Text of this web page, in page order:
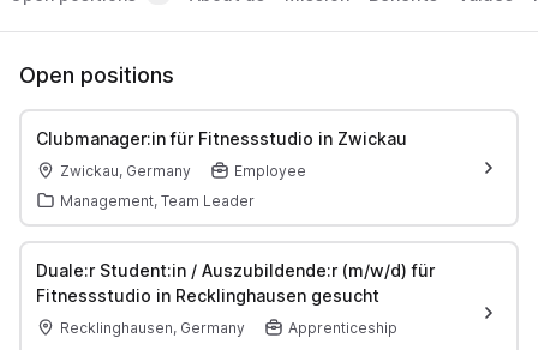
Open positions
Clubmanager:in für Fitnessstudio in Zwickau
Zwickau, Germany
Employee
Management, Team Leader
Duale:r Student:in / Auszubildende:r (m/w/d) für
Fitnessstudio in Recklinghausen gesucht
Recklinghausen, Germany
Apprenticeship